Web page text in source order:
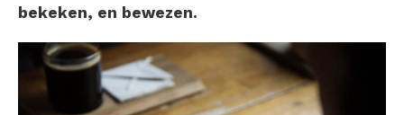
bekeken, en bewezen.